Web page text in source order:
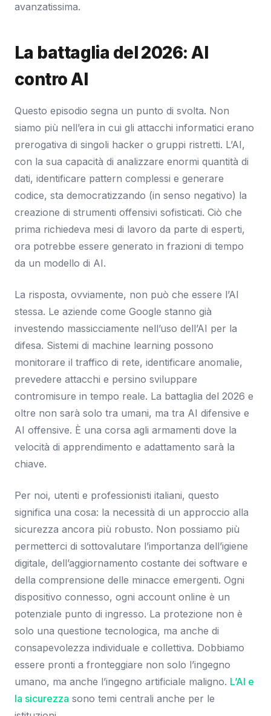
avanzatissima.
La battaglia del 2026: AI
contro AI
Questo episodio segna un punto di svolta. Non
siamo più nell’era in cui gli attacchi informatici erano
prerogativa di singoli hacker o gruppi ristretti. L’AI,
con la sua capacità di analizzare enormi quantità di
dati, identificare pattern complessi e generare
codice, sta democratizzando (in senso negativo) la
creazione di strumenti offensivi sofisticati. Ciò che
prima richiedeva mesi di lavoro da parte di esperti,
ora potrebbe essere generato in frazioni di tempo
da un modello di AI.
La risposta, ovviamente, non può che essere l’AI
stessa. Le aziende come Google stanno già
investendo massicciamente nell’uso dell’AI per la
difesa. Sistemi di machine learning possono
monitorare il traffico di rete, identificare anomalie,
prevedere attacchi e persino sviluppare
contromisure in tempo reale. La battaglia del 2026 e
oltre non sarà solo tra umani, ma tra AI difensive e
AI offensive. È una corsa agli armamenti dove la
velocità di apprendimento e adattamento sarà la
chiave.
Per noi, utenti e professionisti italiani, questo
significa una cosa: la necessità di un approccio alla
sicurezza ancora più robusto. Non possiamo più
permetterci di sottovalutare l’importanza dell’igiene
digitale, dell’aggiornamento costante dei software e
della comprensione delle minacce emergenti. Ogni
dispositivo connesso, ogni account online è un
potenziale punto di ingresso. La protezione non è
solo una questione tecnologica, ma anche di
consapevolezza individuale e collettiva. Dobbiamo
essere pronti a fronteggiare non solo l’ingegno
umano, ma anche l’ingegno artificiale maligno. L’AI e
la sicurezza sono temi centrali anche per le